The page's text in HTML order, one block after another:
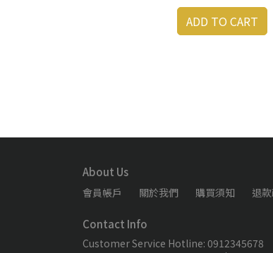
ADD TO CART
About Us
會員帳戶 關於我們 購買須知 退
Contact Info
Customer Service Hotline: 0912345678